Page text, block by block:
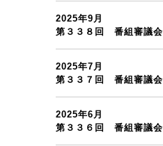
2025年9月
第３３８回 番組審議会
2025年7月
第３３７回 番組審議会
2025年6月
第３３６回 番組審議会